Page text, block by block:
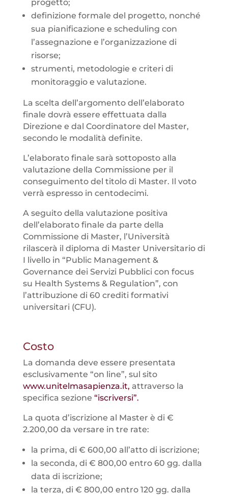
progetto;
definizione formale del progetto, nonché
sua pianificazione e scheduling con
l’assegnazione e l’organizzazione di
risorse;
strumenti, metodologie e criteri di
monitoraggio e valutazione.
La scelta dell’argomento dell’elaborato
finale dovrà essere effettuata dalla
Direzione e dal Coordinatore del Master,
secondo le modalità definite.
L’elaborato finale sarà sottoposto alla
valutazione della Commissione per il
conseguimento del titolo di Master. Il voto
verrà espresso in centodecimi.
A seguito della valutazione positiva
dell’elaborato finale da parte della
Commissione di Master, l’Università
rilascerà il diploma di Master Universitario di
I livello in “Public Management &
Governance dei Servizi Pubblici con focus
su Health Systems & Regulation”, con
l’attribuzione di 60 crediti formativi
universitari (CFU).
Costo
La domanda deve essere presentata
esclusivamente “on line”, sul sito
www.unitelmasapienza.it, attraverso la
specifica sezione “iscriversi”.
La quota d’iscrizione al Master è di €
2.200,00 da versare in tre rate:
la prima, di € 600,00 all’atto di iscrizione;
la seconda, di € 800,00 entro 60 gg. dalla
data di iscrizione;
la terza, di € 800,00 entro 120 gg. dalla